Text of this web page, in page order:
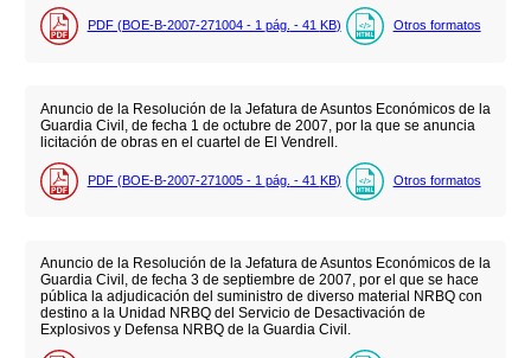
PDF (BOE-B-2007-271004 - 1 pág. - 41 KB) Otros formatos
Anuncio de la Resolución de la Jefatura de Asuntos Económicos de la
Guardia Civil, de fecha 1 de octubre de 2007, por la que se anuncia
licitación de obras en el cuartel de El Vendrell.
PDF (BOE-B-2007-271005 - 1 pág. - 41 KB) Otros formatos
Anuncio de la Resolución de la Jefatura de Asuntos Económicos de la
Guardia Civil, de fecha 3 de septiembre de 2007, por el que se hace
pública la adjudicación del suministro de diverso material NRBQ con
destino a la Unidad NRBQ del Servicio de Desactivación de
Explosivos y Defensa NRBQ de la Guardia Civil.